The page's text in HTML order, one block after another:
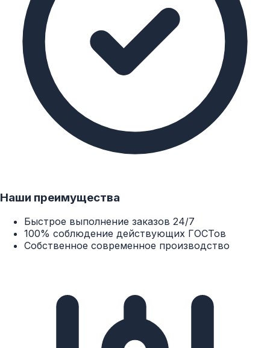
Наши преимущества
Быстрое выполнение заказов 24/7
100% соблюдение действующих ГОСТов
Собственное современное производство